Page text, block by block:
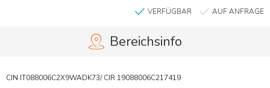
VERFÜGBAR AUF ANFRAGE
Bereichsinfo